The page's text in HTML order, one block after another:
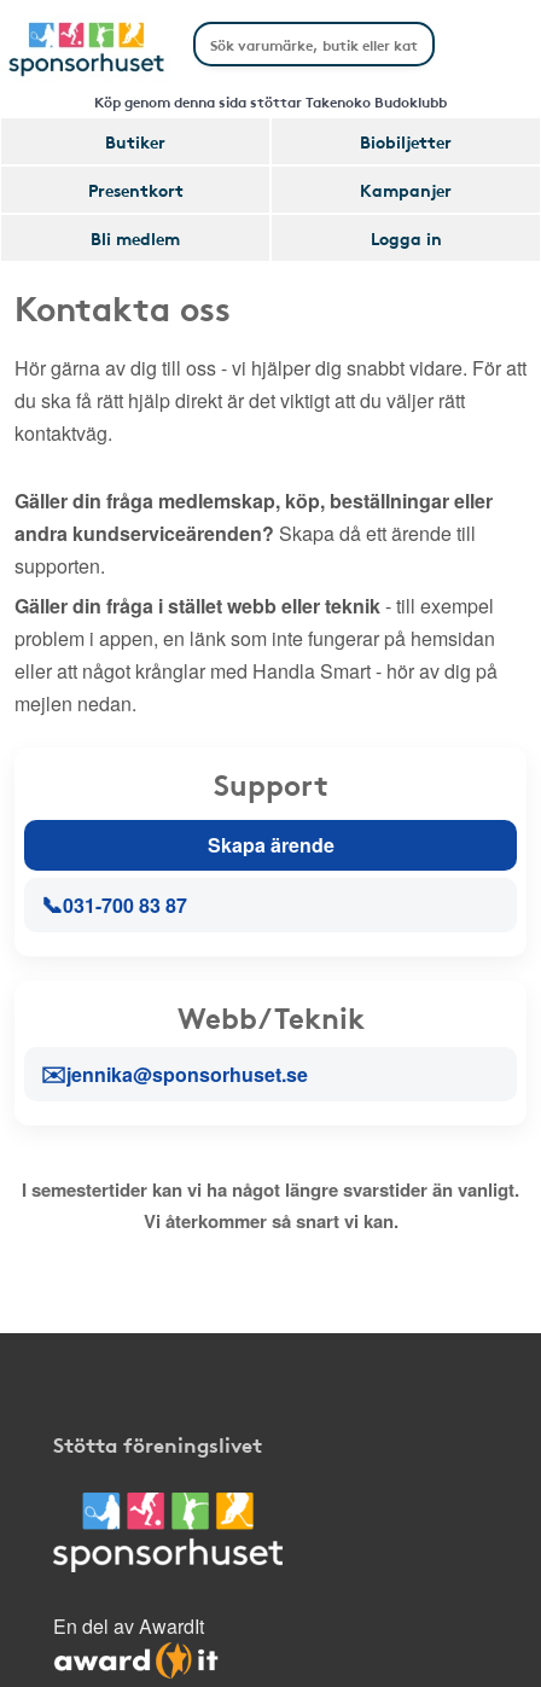
Köp genom denna sida stöttar Takenoko Budoklubb
Butiker
Biobiljetter
Presentkort
Kampanjer
Bli medlem
Logga in
Kontakta oss
Hör gärna av dig till oss - vi hjälper dig snabbt vidare. För att
du ska få rätt hjälp direkt är det viktigt att du väljer rätt
kontaktväg.
Gäller din fråga medlemskap, köp, beställningar eller
andra kundserviceärenden? Skapa då ett ärende till
supporten.
Gäller din fråga i stället webb eller teknik- till exempel
problem i appen, en länk som inte fungerar på hemsidan
eller att något krånglar med Handla Smart - hör av dig på
mejlen nedan.
Support
Skapa ärende
📞031-700 83 87
Webb/Teknik
✉️jennika@sponsorhuset.se
I semestertider kan vi ha något längre svarstider än vanligt.
Vi återkommer så snart vi kan.
Stötta föreningslivet
En del av AwardIt